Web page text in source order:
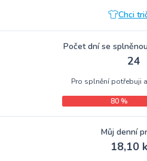
Chci
Počet dní se
24
Pro splnění potřebuji
80 %
Můj denní
18,10